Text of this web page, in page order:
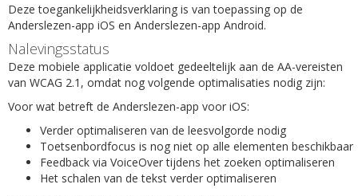
Deze toegankelijkheidsverklaring is van toepassing op de
Anderslezen-app iOS en Anderslezen-app Android.
Nalevingsstatus
Deze mobiele applicatie voldoet gedeeltelijk aan de AA-vereisten
van WCAG 2.1, omdat nog volgende optimalisaties nodig zijn:
Voor wat betreft de Anderslezen-app voor iOS:
Verder optimaliseren van de leesvolgorde nodig
Toetsenbordfocus is nog niet op alle elementen beschikbaar
Feedback via VoiceOver tijdens het zoeken optimaliseren
Het schalen van de tekst verder optimaliseren